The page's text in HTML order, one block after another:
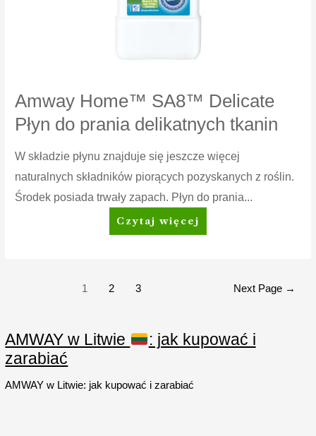
Amway Home™ SA8™ Delicate
Płyn do prania delikatnych tkanin
W składzie płynu znajduje się jeszcze więcej
naturalnych składników piorących pozyskanych z roślin.
Środek posiada trwały zapach. Płyn do prania...
Amway
Home™
Płyn
delikatnych
tkanin
Czytaj więcej
1 2 3 Next Page →
AMWAY w Litwie
: jak kupować i
zarabiać
AMWAY w Litwie: jak kupować i zarabiać